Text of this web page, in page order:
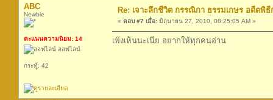
ABC
Newbie
คะแนนความนิยม: 14
ออฟไลน์
กระทู้: 42
Re: เจาะลึกชีวิต กรรณิกา ธรรมเกษร อดีตพิธี
« ตอบ #7 เมื่อ: มิถุนายน 27, 2010, 08:25:05 AM »
เพิ่งเห็นนะเนี่ย อยากให้ทุกคนอ่าน